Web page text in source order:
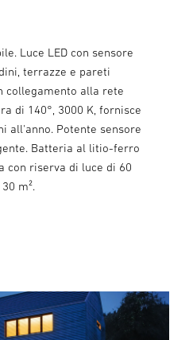
Luce LED con sensore
terrazze e pareti
collegamento alla rete
di 140°, 3000 K, fornisce
all'anno. Potente sensore
Batteria al litio-ferro
con riserva di luce di 60
m².